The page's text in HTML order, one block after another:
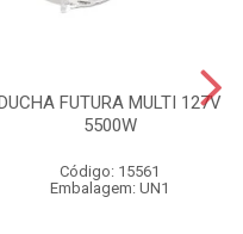
FUTURA MULTI 127V
5500W
Código: 15561
Embalagem: UN1